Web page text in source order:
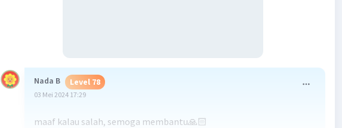
Nada B Level 78
03 Mei 2024 17:29
maaf kalau salah, semoga membantu🙏🏻